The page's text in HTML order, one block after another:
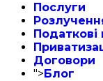
Послуги
Податкові
Договори
">Блог